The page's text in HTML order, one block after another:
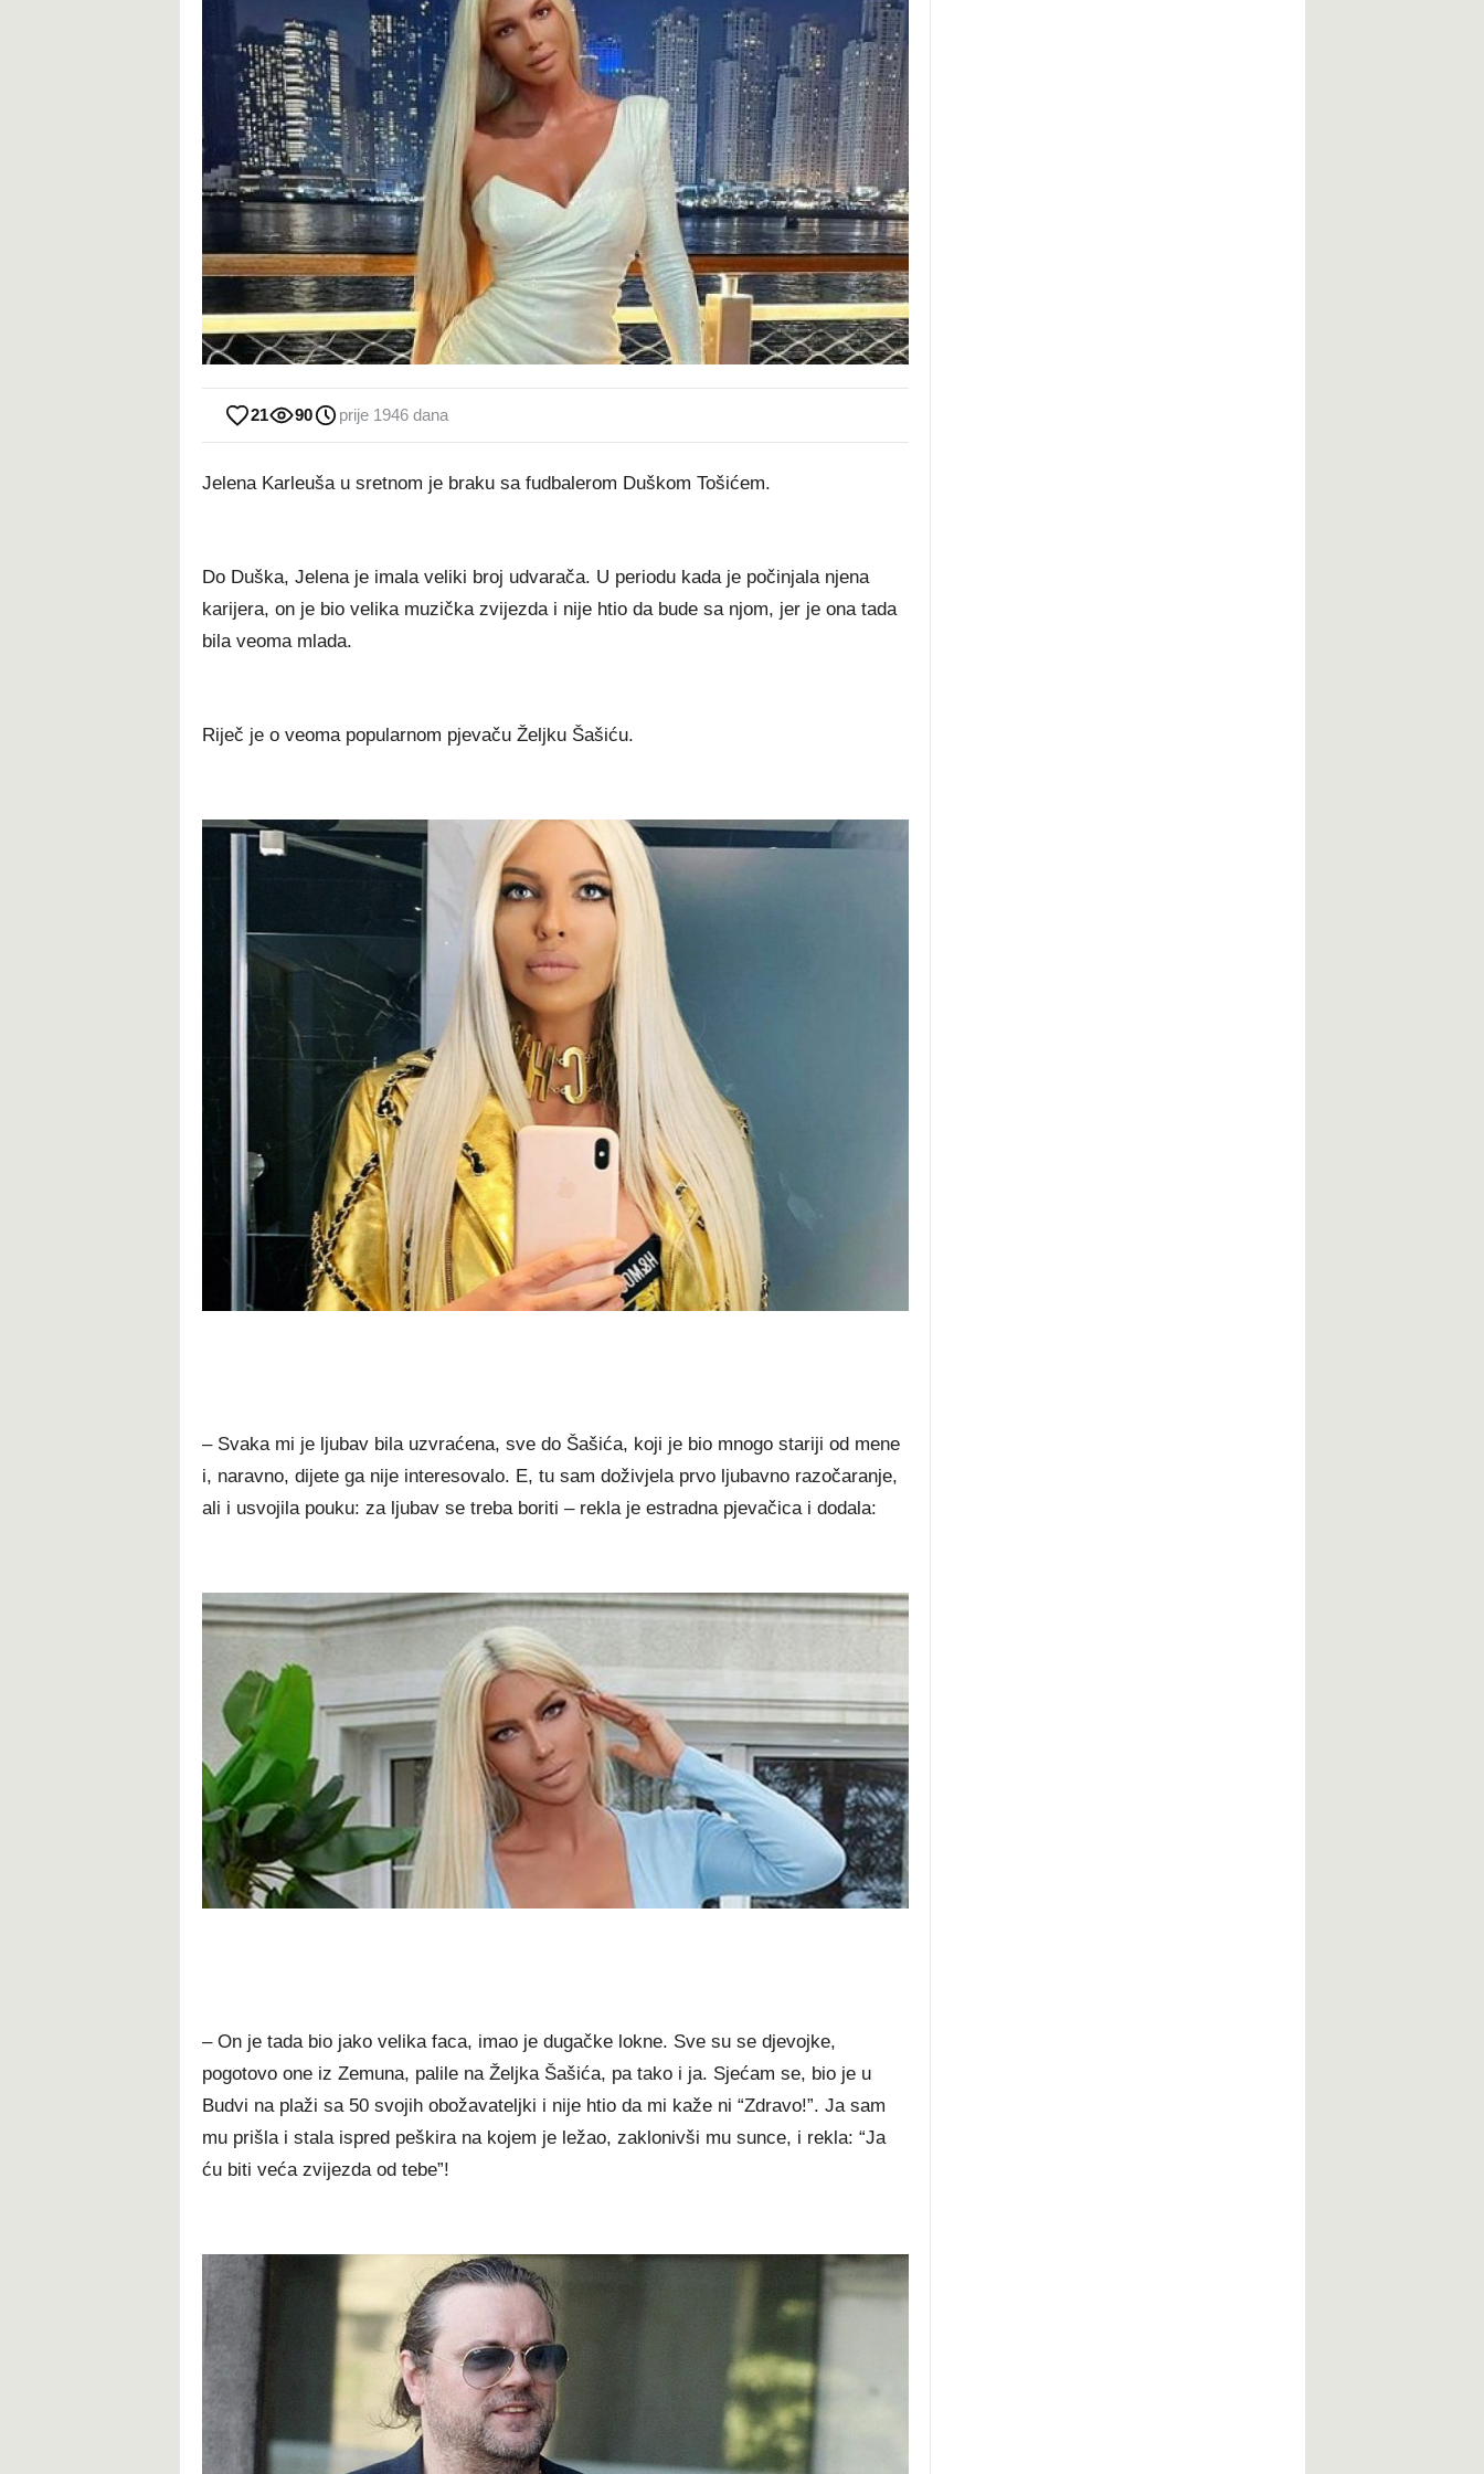
21 90 prije 1946 dana
Jelena Karleuša u sretnom je braku sa fudbalerom Duškom Tošićem.
Do Duška, Jelena je imala veliki broj udvarača. U periodu kada je počinjala njena
karijera, on je bio velika muzička zvijezda i nije htio da bude sa njom, jer je ona tada
bila veoma mlada.
Riječ je o veoma popularnom pjevaču Željku Šašiću.
– Svaka mi je ljubav bila uzvraćena, sve do Šašića, koji je bio mnogo stariji od mene
i, naravno, dijete ga nije interesovalo. E, tu sam doživjela prvo ljubavno razočaranje,
ali i usvojila pouku: za ljubav se treba boriti – rekla je estradna pjevačica i dodala:
– On je tada bio jako velika faca, imao je dugačke lokne. Sve su se djevojke,
pogotovo one iz Zemuna, palile na Željka Šašića, pa tako i ja. Sjećam se, bio je u
Budvi na plaži sa 50 svojih obožavateljki i nije htio da mi kaže ni “Zdravo!”. Ja sam
mu prišla i stala ispred peškira na kojem je ležao, zaklonivši mu sunce, i rekla: “Ja
ću biti veća zvijezda od tebe”!